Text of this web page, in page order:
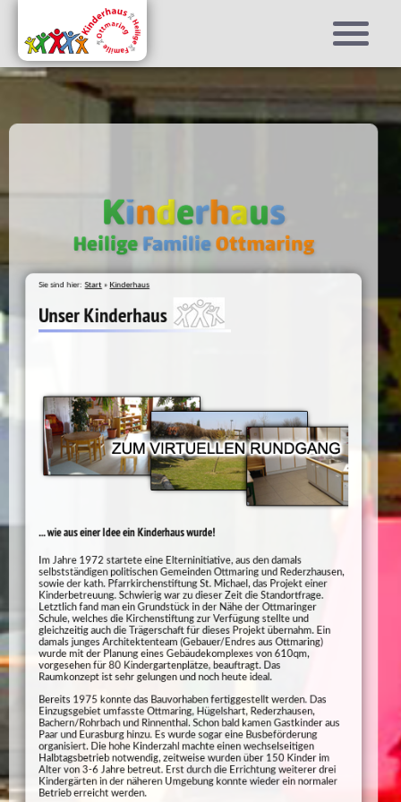
Kinderhaus
HeiligeFamilieOttmaring
Sie sind hier:Start» Kinderhaus
Unser Kinderhaus
... wie aus einer Idee ein Kinderhaus wurde!
Im Jahre 1972 startete eine Elterninitiative, aus den damals
selbstständigen politischen Gemeinden Ottmaring und Rederzhausen,
sowie der kath. Pfarrkirchenstiftung St. Michael, das Projekt einer
Kinderbetreuung. Schwierig war zu dieser Zeit die Standortfrage.
Letztlich fand man ein Grundstück in der Nähe der Ottmaringer
Schule, welches die Kirchenstiftung zur Verfügung stellte und
gleichzeitig auch die Trägerschaft für dieses Projekt übernahm. Ein
damals junges Architektenteam (Gebauer/Endres aus Ottmaring)
wurde mit der Planung eines Gebäudekomplexes von 610qm,
vorgesehen für 80 Kindergartenplätze, beauftragt. Das
Raumkonzept ist sehr gelungen und noch heute ideal.
Bereits 1975 konnte das Bauvorhaben fertiggestellt werden. Das
Einzugsgebiet umfasste Ottmaring, Hügelshart, Rederzhausen,
Bachern/Rohrbach und Rinnenthal. Schon bald kamen Gastkinder aus
Paar und Eurasburg hinzu. Es wurde sogar eine Busbeförderung
organisiert. Die hohe Kinderzahl machte einen wechselseitigen
Halbtagsbetrieb notwendig, zeitweise wurden über 150 Kinder im
Alter von 3-6 Jahre betreut. Erst durch die Errichtung weiterer drei
Kindergärten in der näheren Umgebung konnte wieder ein normaler
Betrieb erreicht werden.